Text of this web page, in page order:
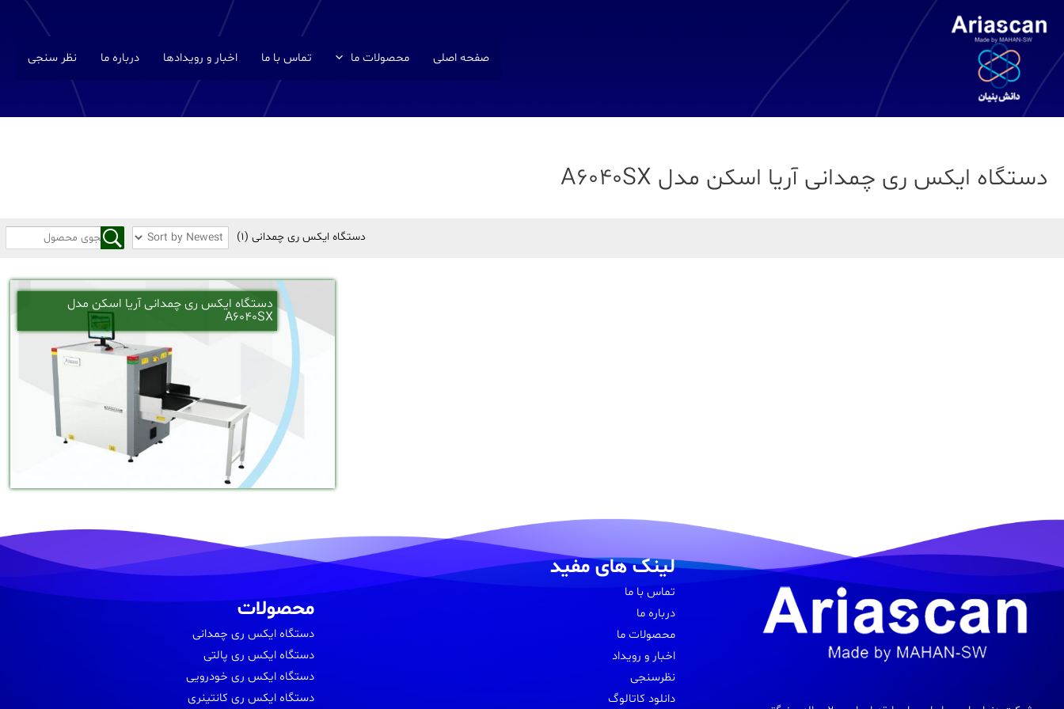
صفحه اصلی محصولات ما تماس با ما اخبار و رویدادها درباره ما نظر سنجی
دستگاه ایکس ری چمدانی آریا اسکن مدل A6040SX
دستگاه ایکس ری چمدانی (1)
دستگاه ایکس ری چمدانی آریا اسکن مدل
A6040SX
لینک های مفید
تماس با ما
درباره ما
محصولات ما
اخبار و رویداد
نظرسنجی
دانلود کاتالوگ
محصولات
دستگاه ایکس ری چمدانی
دستگاه ایکس ری پالتی
دستگاه ایکس ری خودرویی
دستگاه ایکس ری کانتینری